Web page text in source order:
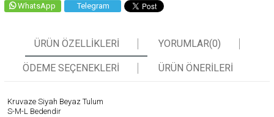
WhatsApp Telegram
ÜRÜN ÖZELLIKLERI YORUMLAR(0)
ÖDEME SEÇENEKLERI ÜRÜN ÖNERILERI
Kruvaze Siyah Beyaz Tulum
S-M-L Bedendir